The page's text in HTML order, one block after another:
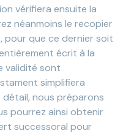
vérifiera ensuite la
néanmoins le recopier
pour que ce dernier soit
écrit à la
validité sont
simplifiera
nous préparons
pourrez ainsi obtenir
successoral pour